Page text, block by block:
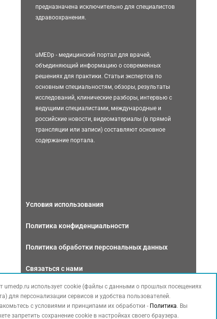
предназначена исключительно для специалистов
здравоохранения.
uMEDp - медицинский портал для врачей,
объединяющий информацию о современных
решениях для практики. Статьи экспертов по
основным специальностям, обзоры, результаты
исследований, клинические разборы, интервью с
ведущими специалистами, международные и
российские новости, видеоматериалы (в прямой
трансляции или записи) составляют основное
содержание портала.
Условия использования
Политика конфиденциальности
Политика обработки персональных данных
Связаться с нами
umedp.ru использует cookie (файлы с данными о прошлых посещениях
для персонализации сервисов и удобства пользователей.
с условиями и принципами их обработки - Политика. Вы
запретить сохранение cookie в настройках своего браузера.